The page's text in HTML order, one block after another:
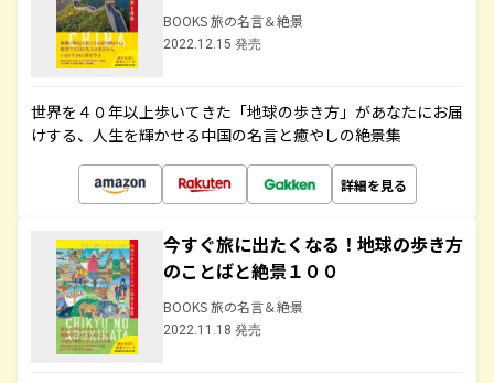
BOOKS 旅の名言＆絶景
2022.12.15 発売
世界を４０年以上歩いてきた「地球の歩き方」があなたにお届
けする、人生を輝かせる中国の名言と癒やしの絶景集
詳細を見る
今すぐ旅に出たくなる！地球の歩き方
のことばと絶景１００
BOOKS 旅の名言＆絶景
2022.11.18 発売